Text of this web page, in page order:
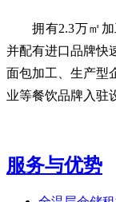
拥有2.3万㎡
并配有进口品牌快
面包加工、生产型
业等餐饮品牌入驻
服务与优势